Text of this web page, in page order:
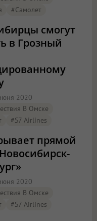
#Самолет
смогут
в Грозный
2020
В Омске
#S7 Airlines
прямой
2020
В Омске
#S7 Airlines